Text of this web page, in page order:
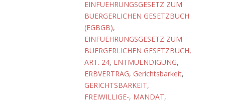
EINFUEHRUNGSGESETZ ZUM
BUERGERLICHEN GESETZBUCH
(EGBGB),
EINFUEHRUNGSGESETZ ZUM
BUERGERLICHEN GESETZBUCH,
ART. 24, ENTMUENDIGUNG,
ERBVERTRAG, Gerichtsbarkeit,
GERICHTSBARKEIT,
FREIWILLIGE-, MANDAT,